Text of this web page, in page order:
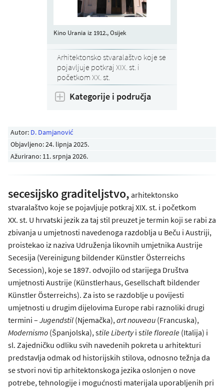
Autor: D. Damjanović
Objavljeno:24. lipnja 2025.
Ažurirano: 11. srpnja 2026.
secesijsko graditeljstvo, arhitektonsko
stvaralaštvo koje se pojavljuje potkraj XIX. st. i početkom
XX. st. U hrvatski jezik za taj stil preuzet je termin koji se rabi za
zbivanja u umjetnosti navedenoga razdoblja u Beču i Austriji,
proistekao iz naziva Udruženja likovnih umjetnika Austrije
Secesija (Vereinigung bildender Künstler Österreichs
Secession), koje se 1897. odvojilo od starijega Društva
umjetnosti Austrije (Künstlerhaus, Gesellschaft bildender
Künstler Österreichs). Za isto se razdoblje u povijesti
umjetnosti u drugim dijelovima Europe rabi raznoliki drugi
termini – Jugendstil (Njemačka), art nouveau (Francuska),
Modernismo (Španjolska), stile Liberty i stile floreale (Italija) i
sl. Zajedničku odliku svih navedenih pokreta u arhitekturi
predstavlja odmak od historijskih stilova, odnosno težnja da
se stvori novi tip arhitektonskoga jezika oslonjen o nove
potrebe, tehnologije i mogućnosti materijala uporabljenih pri
Kino Urania iz 1912., Osijek
Arhitektonsko stvaralaštvo koje se
pojavljuje potkraj XIX. st. i
početkom XX. st.
Kategorije i područja